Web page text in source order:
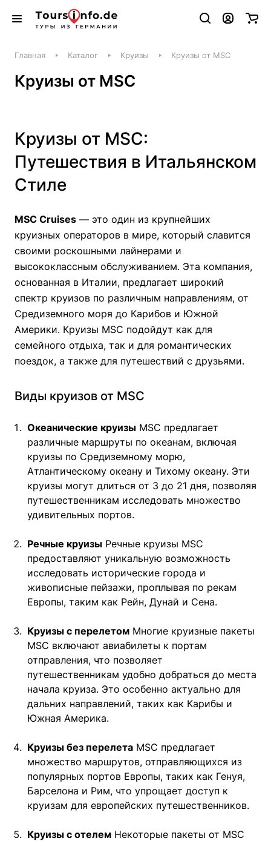
Главная Каталог Круизы Круизы от MSC
Круизы от MSC
Круизы от MSC:
Путешествия в Итальянском
Стиле
MSC Cruises — это один из крупнейших
круизных операторов в мире, который славится
своими роскошными лайнерами и
высококлассным обслуживанием. Эта компания,
основанная в Италии, предлагает широкий
спектр круизов по различным направлениям, от
Средиземного моря до Карибов и Южной
Америки. Круизы MSC подойдут как для
семейного отдыха, так и для романтических
поездок, а также для путешествий с друзьями.
Виды круизов от MSC
Океанические круизы MSC предлагает
различные маршруты по океанам, включая
круизы по Средиземному морю,
Атлантическому океану и Тихому океану. Эти
круизы могут длиться от 3 до 21 дня, позволяя
путешественникам исследовать множество
удивительных портов.
Речные круизы Речные круизы MSC
предоставляют уникальную возможность
исследовать исторические города и
живописные пейзажи, проплывая по рекам
Европы, таким как Рейн, Дунай и Сена.
Круизы с перелетом Многие круизные пакеты
MSC включают авиабилеты к портам
отправления, что позволяет
путешественникам удобно добраться до места
начала круиза. Это особенно актуально для
дальних направлений, таких как Карибы и
Южная Америка.
Круизы без перелета MSC предлагает
множество маршрутов, отправляющихся из
популярных портов Европы, таких как Генуя,
Барселона и Рим, что упрощает доступ к
круизам для европейских путешественников.
Круизы с отелем Некоторые пакеты от MSC